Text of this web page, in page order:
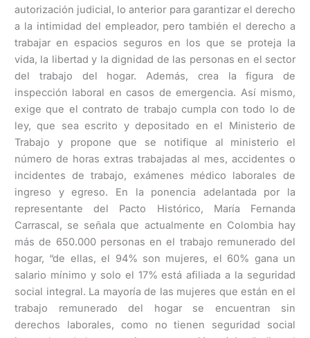
autorización judicial, lo anterior para garantizar el derecho
a la intimidad del empleador, pero también el derecho a
trabajar en espacios seguros en los que se proteja la
vida, la libertad y la dignidad de las personas en el sector
del trabajo del hogar. Además, crea la figura de
inspección laboral en casos de emergencia. Así mismo,
exige que el contrato de trabajo cumpla con todo lo de
ley, que sea escrito y depositado en el Ministerio de
Trabajo y propone que se notifique al ministerio el
número de horas extras trabajadas al mes, accidentes o
incidentes de trabajo, exámenes médico laborales de
ingreso y egreso. En la ponencia adelantada por la
representante del Pacto Histórico, María Fernanda
Carrascal, se señala que actualmente en Colombia hay
más de 650.000 personas en el trabajo remunerado del
hogar, “de ellas, el 94% son mujeres, el 60% gana un
salario mínimo y solo el 17% está afiliada a la seguridad
social integral. La mayoría de las mujeres que están en el
trabajo remunerado del hogar se encuentran sin
derechos laborales, como no tienen seguridad social